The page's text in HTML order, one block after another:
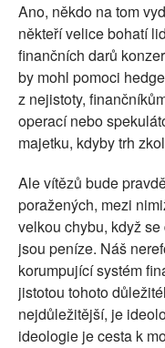
Ano, někdo na tom
někteří velice bohatí
finančních darů
by mohl pomoci
z nejistoty,
operací nebo
majetku, kdyby trh
Ale vítězů bude
poražených, mezi
velkou chybu, když
jsou peníze. Náš
korumpující systém
jistotou tohoto
nejdůležitější, je
ideologie je cesta k